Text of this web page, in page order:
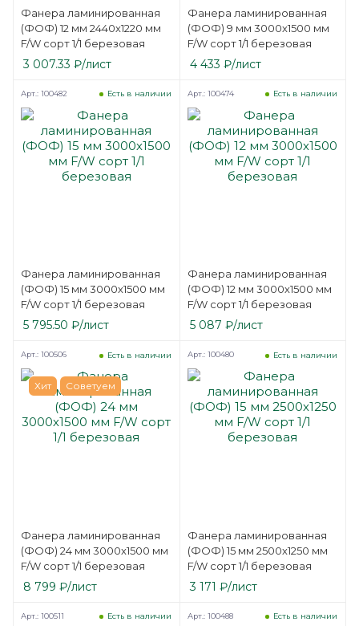
Фанера ламинированная
(ФОФ) 12 мм 2440х1220 мм
F/W сорт 1/1 березовая
3 007.33 ₽/лист
Фанера ламинированная
(ФОФ) 9 мм 3000х1500 мм
F/W сорт 1/1 березовая
4 433 ₽/лист
Фанера ламинированная
(ФОФ) 15 мм 3000х1500 мм
F/W сорт 1/1 березовая
Есть в наличии
Арт.: 100482
5 795.50 ₽/лист
Фанера ламинированная
(ФОФ) 12 мм 3000х1500 мм
F/W сорт 1/1 березовая
Есть в наличии
Арт.: 100474
5 087 ₽/лист
Хит Советуем
Фанера ламинированная
(ФОФ) 24 мм 3000х1500 мм
F/W сорт 1/1 березовая
Есть в наличии
Арт.: 100506
8 799 ₽/лист
Фанера ламинированная
(ФОФ) 15 мм 2500х1250 мм
F/W сорт 1/1 березовая
Есть в наличии
Арт.: 100480
3 171 ₽/лист
Есть в наличии
Арт.: 100511 Есть в наличии
Арт.: 100488